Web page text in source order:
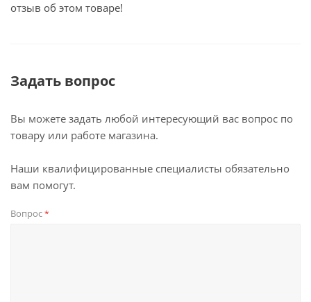
отзыв об этом товаре!
Задать вопрос
Вы можете задать любой интересующий вас вопрос по
товару или работе магазина.
Наши квалифицированные специалисты обязательно
вам помогут.
Вопрос*